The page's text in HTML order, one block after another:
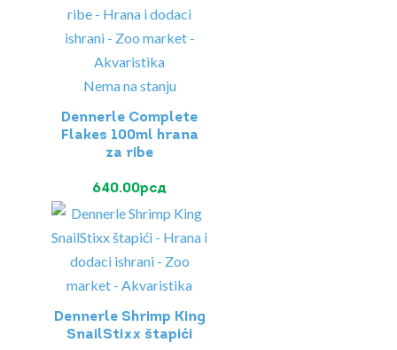
Nema na stanju
Dennerle Complete
Flakes 100ml hrana
za ribe
640.00рсд
Dennerle Shrimp King
SnailStixx štapići